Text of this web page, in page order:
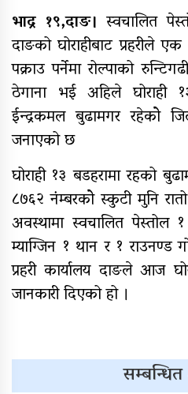
व्यक्तिगत
स्थापना
बैठक
यौनिक
विषयमा
राष्ट्रपति
प्रतियोगिता सुरु
आर्थिक
भाद्र १९,दाङ। स्वचालित
दाङको घोराहीबाट प्रहरीले
पक्राउ पर्नेमा रोल्पाको
ठेगाना भई अहिले घोराही
ईन्द्रकमल बुढामगर रहेकोे
जनाएको छ
घोराही १३ बडहरामा रहको
८७६२ नंम्बरकोे स्कुटी मुनि
अवस्थामा स्वचालित पेस्तोल
म्याग्जिन १ थान र १ राउनण्ड
प्रहरी कार्यालय दाङले आज
जानकारी दिएको हो ।